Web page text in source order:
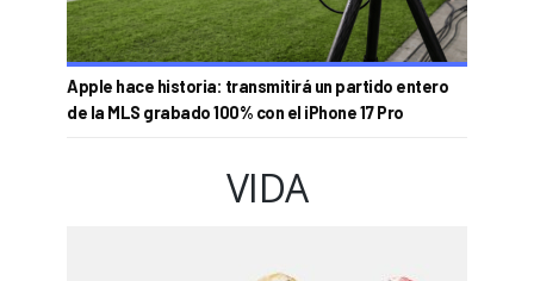
Apple hace historia: transmitirá un partido entero
de la MLS grabado 100% con el iPhone 17 Pro
VIDA